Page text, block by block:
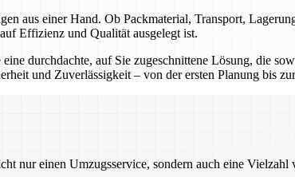
aus einer Hand. Ob Packmaterial, Transport,
Effizienz und Qualität ausgelegt ist.
durchdachte, auf Sie zugeschnittene Lösung, die
und Zuverlässigkeit – von der ersten Planung bis
nur einen Umzugsservice, sondern auch eine